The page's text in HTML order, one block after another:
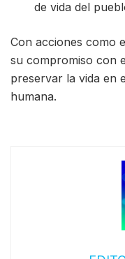
de vida del
Con acciones como
su compromiso con
preservar la vida en
humana.